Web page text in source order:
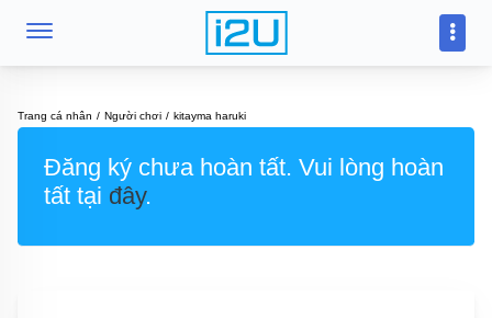
Trang cá nhân Người chơi kitayma haruki
Đăng ký chưa hoàn tất. Vui lòng hoàn
tất tại đây.